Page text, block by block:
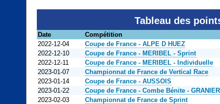
Tableau des
Date
Compétition
2022-12-04
Coupe de France - ALPE D HUEZ
2022-12-10
Coupe de France - MERIBEL - Sprint
2022-12-11
Coupe de France - MERIBEL - Individuelle
2023-01-07
Championnat de France de Vertical Race
2023-01-14
Coupe de France - AUSSOIS
2023-01-22
Coupe de France - Combe Bénite - GRANIER
2023-02-03
Championnat de France de Sprint